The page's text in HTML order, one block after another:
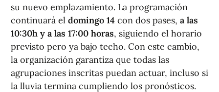
su nuevo emplazamiento. La programación
continuará el domingo 14 con dos pases, a las
10:30h y a las 17:00 horas, siguiendo el horario
previsto pero ya bajo techo. Con este cambio,
la organización garantiza que todas las
agrupaciones inscritas puedan actuar, incluso si
la lluvia termina cumpliendo los pronósticos.